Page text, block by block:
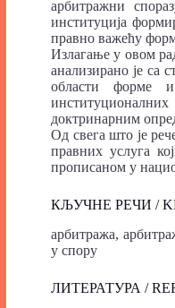
арбитражни
институција
правно важећу
Излагање у овом
анализирано је са
области форме и
доктринарним
Од свега што је
правних услуга
прописаном у
КЉУЧНЕ РЕЧИ /
арбитража,
у спору
ЛИТЕРАТУРА /